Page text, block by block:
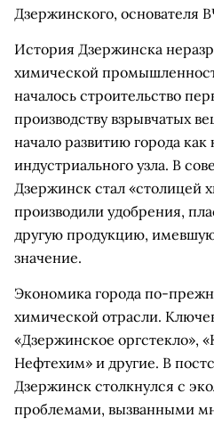
Дзержинского, основателя
История Дзержинска
химической
началось строительство
производству взрывчатых
начало развитию города как
индустриального узла. В
Дзержинск стал «столицей
производили удобрения,
другую продукцию,
значение.
Экономика города по-
химической отрасли.
«Дзержинское оргстекло»,
Нефтехим» и другие. В
Дзержинск столкнулся с
проблемами, вызванными